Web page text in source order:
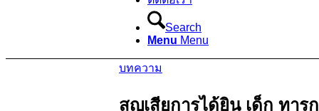
Search
Menu Menu
บทความ
สูญเสียการได้ยิน เด็ก ทาร